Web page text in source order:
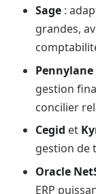
Sage :
grandes,
Pennylane
gestion
concilier
Cegid et
gestion de
Oracle
ERP